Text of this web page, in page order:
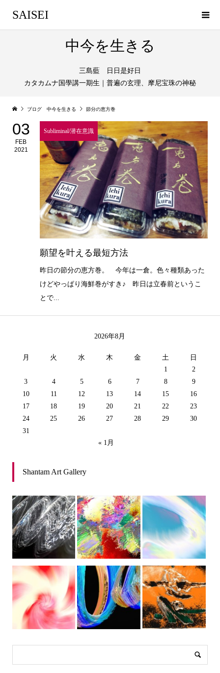
SAISEI
中今を生きる
三島藍 日日是好日
カタカムナ国學講一期生｜普遍の玄理、摩尼宝珠の神秘
ブログ 中今を生きる 節分の恵方巻
03
FEB
2021
Subliminal/潜在意識
願望を叶える最短方法
昨日の節分の恵方巻。 今年は一倉。色々種類あった
けどやっぱり海鮮巻がすき♪ 昨日は立春前というこ
とで...
2026年8月
月 火 水 木 金 土
日
1
2
3
4 5 6 7 8
9
10
11 12 13 14 15
16
17
18 19 20 21 22
23
24
25 26 27 28 29
30
31
« 1月
Shantam Art Gallery